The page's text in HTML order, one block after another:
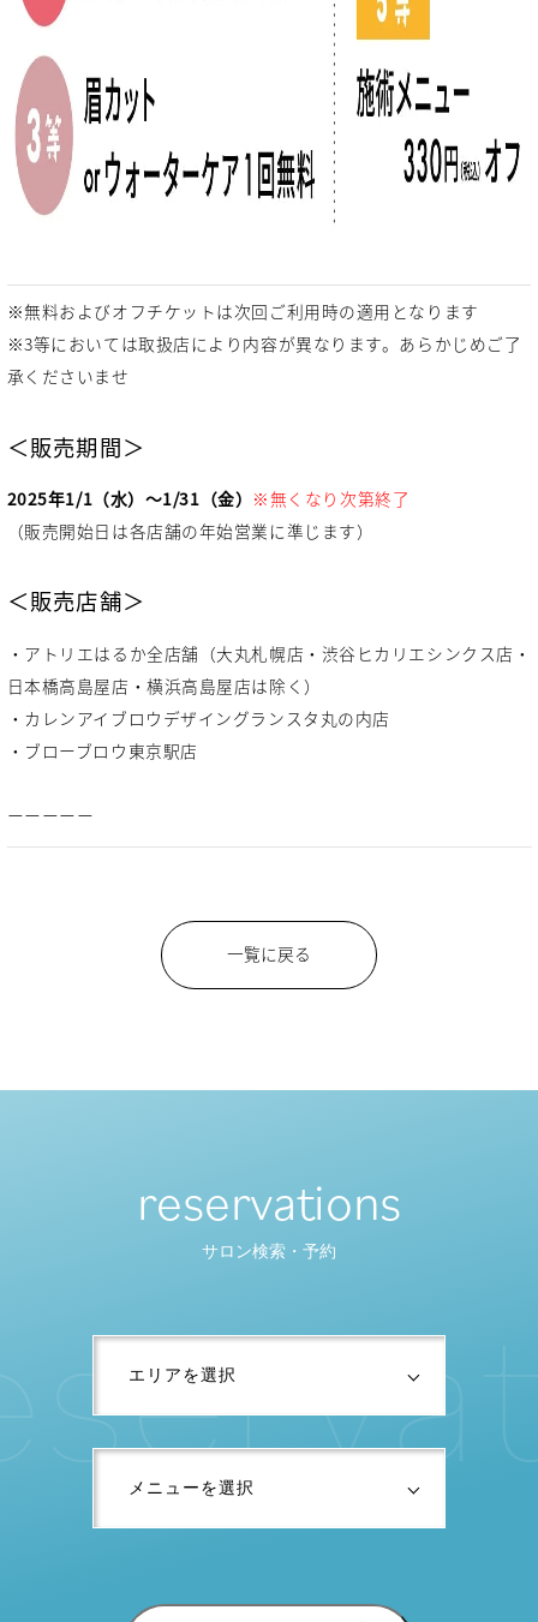
※無料およびオフチケットは次回ご利用時の適用となります
※3等においては取扱店により内容が異なります。あらかじめご了
承くださいませ
＜販売期間＞
2025年1/1（水）～1/31（金） ※無くなり次第終了
（販売開始日は各店舗の年始営業に準じます）
＜販売店舗＞
・アトリエはるか全店舗（大丸札幌店・渋谷ヒカリエシンクス店・
日本橋高島屋店・横浜高島屋店は除く）
・カレンアイブロウデザイングランスタ丸の内店
・ブローブロウ東京駅店
ーーーーー
一覧に戻る
reservations
サロン検索・予約
servat